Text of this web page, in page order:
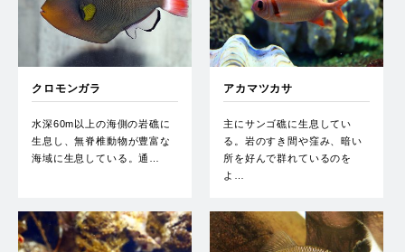
クロモンガラ
水深60m以上の海側の岩礁に
生息し、無脊椎動物が豊富な
海域に生息している。通…
アカマツカサ
主にサンゴ礁に生息してい
る。岩のすき間や窪み、暗い
所を好んで群れているのを
よ…